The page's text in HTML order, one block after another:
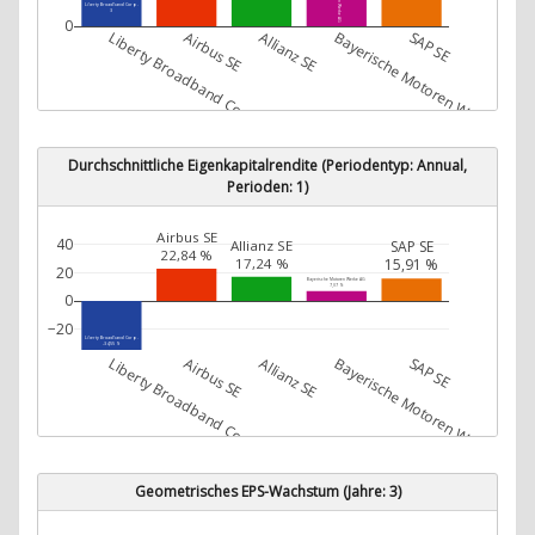
Liberty Broadband Corp.
3
Liberty Broadband Corp.
Airbus SE Allianz SE Bayerische Motoren Werke AG
SAP SE
0
Durchschnittliche Eigenkapitalrendite (Periodentyp: Annual,
Perioden: 1)
Liberty Broadband Corp.
-34,55 %
Airbus SE
22,84 %
Allianz SE
17,24 %
Bayerische Motoren Werke AG
7,07 %
SAP SE
15,91 %
Liberty Broadband Corp.
Airbus SE Allianz SE Bayerische Motoren Werke AG
SAP SE
−20
0
20
40
Geometrisches EPS-Wachstum (Jahre: 3)